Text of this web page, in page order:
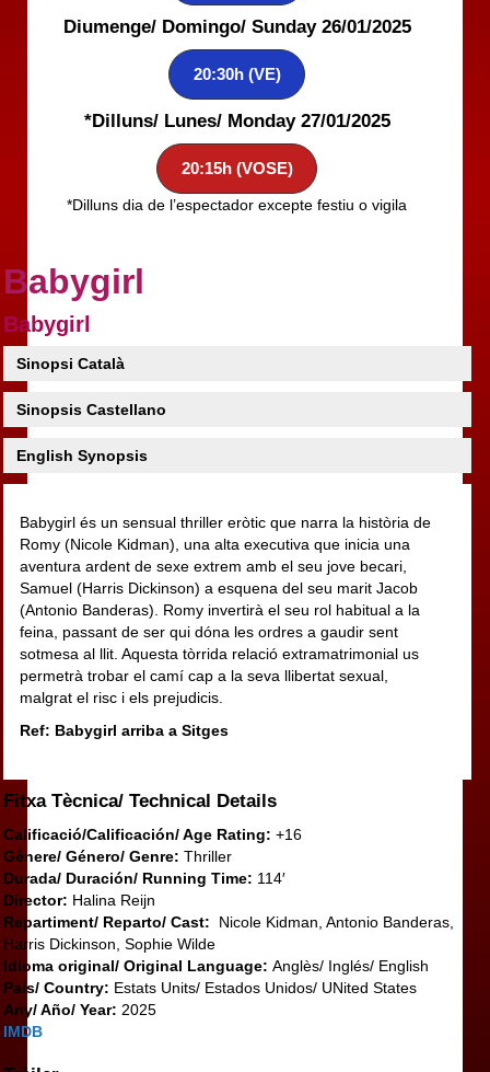
Diumenge/ Domingo/ Sunday 26/01/2025
20:30h (VE)
*Dilluns/ Lunes/ Monday 27/01/2025
20:15h (VOSE)
*Dilluns dia de l’espectador excepte festiu o vigila
Babygirl
Babygirl
Sinopsi Català
Sinopsis Castellano
English Synopsis
Babygirl és un sensual thriller eròtic que narra la història de
Romy (Nicole Kidman), una alta executiva que inicia una
aventura ardent de sexe extrem amb el seu jove becari,
Samuel (Harris Dickinson) a esquena del seu marit Jacob
(Antonio Banderas). Romy invertirà el seu rol habitual a la
feina, passant de ser qui dóna les ordres a gaudir sent
sotmesa al llit. Aquesta tòrrida relació extramatrimonial us
permetrà trobar el camí cap a la seva llibertat sexual,
malgrat el risc i els prejudicis.
Ref: Babygirl arriba a Sitges
Fitxa Tècnica/ Technical Details
Calificació/Calificación/ Age Rating: +16
Gènere/ Género/ Genre: Thriller
Durada/ Duración/ Running Time: 114′
Director: Halina Reijn
Repartiment/ Reparto/ Cast:
Nicole Kidman, Antonio Banderas,
Harris Dickinson, Sophie Wilde
Idioma original/ Original Language: Anglès/ Inglés/ English
País/ Country: Estats Units/ Estados Unidos/ UNited States
Any/ Año/ Year: 2025
IMDB